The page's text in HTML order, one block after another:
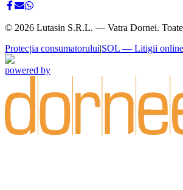
© 2026 Lutasin S.R.L. — Vatra Dornei. Toate
Protecția consumatorului|SOL — Litigii online
powered by